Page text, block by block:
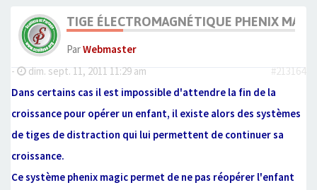
TIGE ÉLECTROMAGNÉTIQUE PHENIX
ParWebmaster
-
dim. sept. 11, 2011 11:29 am
#213164
Dans certains cas il est impossible d'attendre la fin de la
croissance pour opérer un enfant, il existe alors des systèmes
de tiges de distraction qui lui permettent de continuer sa
croissance.
Ce système phenix magic permet de ne pas réopérer l'enfant